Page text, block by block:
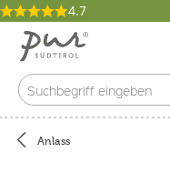
4.7
Anlass